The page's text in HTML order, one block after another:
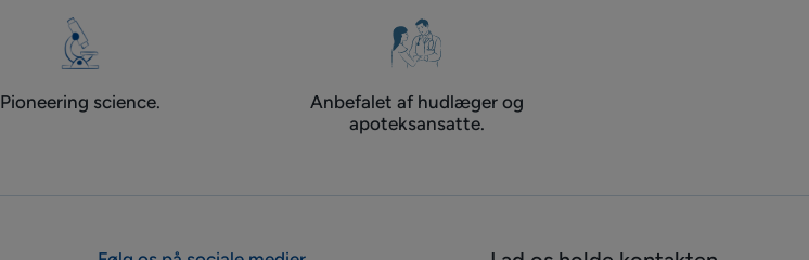
Pioneering science.
Anbefalet af hudlæger og
apoteksansatte.